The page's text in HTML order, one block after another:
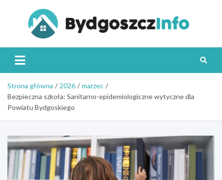
Strona główna 2026
marzec
Bezpieczna szkoła: Sanitarno-epidemiologiczne wytyczne dla
Powiatu Bydgoskiego